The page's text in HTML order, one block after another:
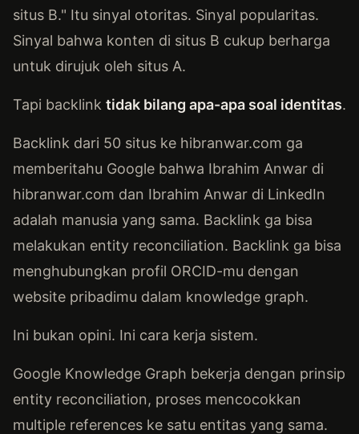
situs B." Itu sinyal otoritas. Sinyal popularitas.
Sinyal bahwa konten di situs B cukup berharga
untuk dirujuk oleh situs A.
Tapi backlink tidak bilang apa-apa soal identitas.
Backlink dari 50 situs ke hibranwar.com ga
memberitahu Google bahwa Ibrahim Anwar di
hibranwar.com dan Ibrahim Anwar di LinkedIn
adalah manusia yang sama. Backlink ga bisa
melakukan entity reconciliation. Backlink ga bisa
menghubungkan profil ORCID-mu dengan
website pribadimu dalam knowledge graph.
Ini bukan opini. Ini cara kerja sistem.
Google Knowledge Graph bekerja dengan prinsip
entity reconciliation, proses mencocokkan
multiple references ke satu entitas yang sama.